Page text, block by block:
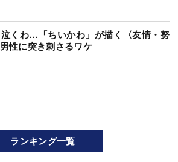
くわ…「ちいかわ」が描く〈友情・努
性に突き刺さるワケ
ランキング一覧